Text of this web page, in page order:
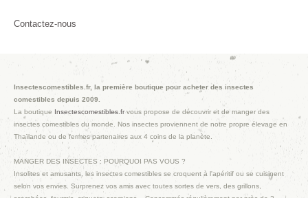
Contactez-nous
Insectescomestibles.fr, la première boutique pour acheter des insectes
comestibles depuis 2009.
La boutique Insectescomestibles.fr vous propose de découvrir et de manger des
insectes comestibles du monde. Nos insectes proviennent de notre propre élevage en
Thaïlande ou de fermes partenaires aux 4 coins de la planète.
MANGER DES INSECTES : POURQUOI PAS VOUS ?
Insolites et amusants, les insectes comestibles se croquent à l'apéritif ou se cuisinent
selon vos envies. Surprenez vos amis avec toutes sortes de vers, des grillons,